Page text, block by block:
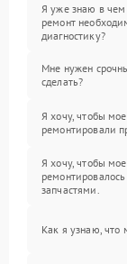
Я уже знаю в чем
ремонт
диагностику?
Мне нужен
сделать?
Я хочу, чтобы
ремонтировали
Я хочу, чтобы
запчастями.
Как я узнаю, что